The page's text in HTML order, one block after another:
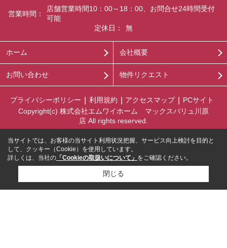
営業時間：
店舗営業時間10：00～18：00、お問合せ24時間受付
可能
定休日：
無
ホーム 会社概要
お問い合わせ 物件リクエスト
プライバシーポリシー 利用規約 アクセスマップ
PCサイト
Copyright(c) 株式会社エムワイホーム マックスバリュ川原
店 All rights reserved.
当サイトでは、お客様の当サイト利用状況把握、サービス向上検討を目的と
して、クッキー（Cookie）を使用しています。
詳しくは、当社の 「Cookieの取扱いについて」 をご確認ください。
閉じる